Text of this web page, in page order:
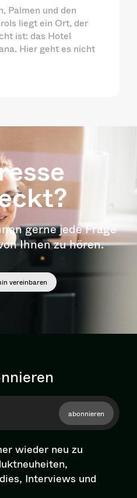
Palmen und den
liegt ein Ort, der
ist: das Hotel
Hier geht es nicht
gerne jede Frage
Ihnen zu hören.
vereinbaren
abonnieren
wieder neu zu
Interviews und